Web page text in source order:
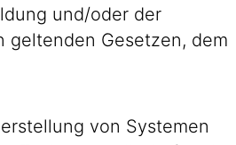
und/oder der
Gesetzen, dem
von Systemen